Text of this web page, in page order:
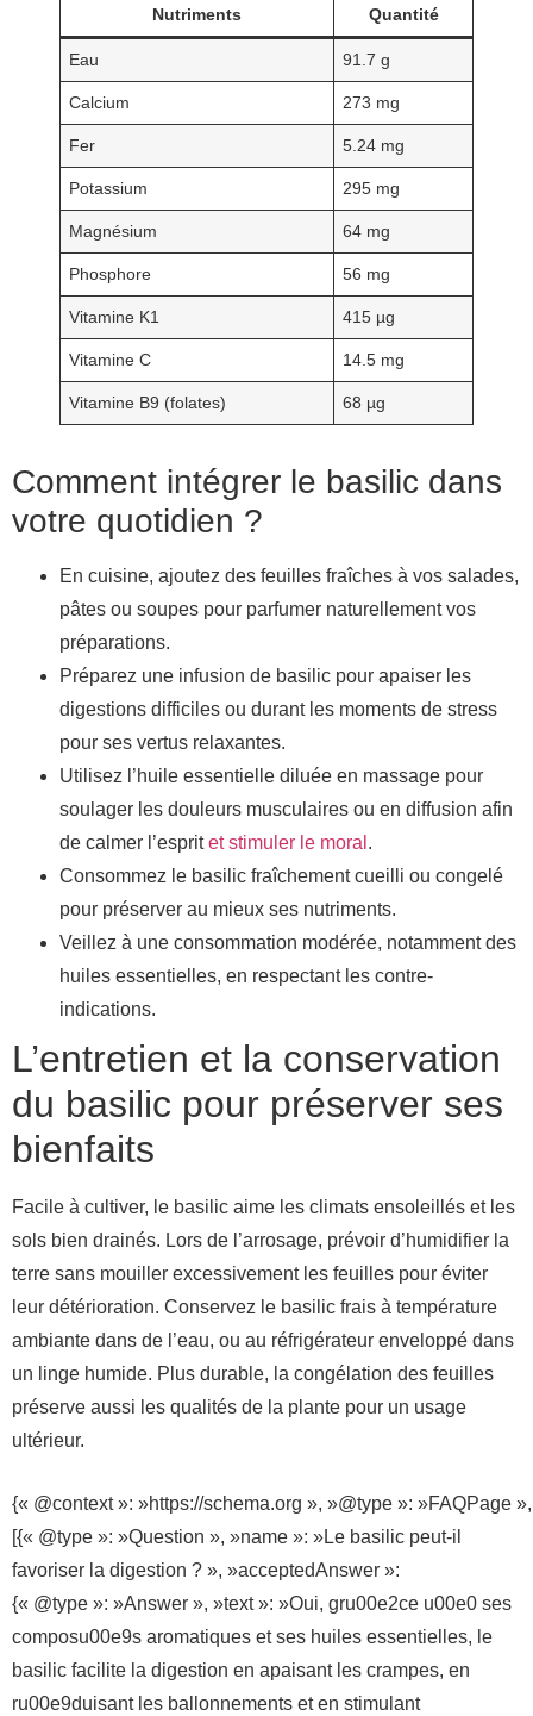
Nutriments Quantité
Eau 91.7 g
Calcium 273 mg
Fer 5.24 mg
Potassium 295 mg
Magnésium 64 mg
Phosphore 56 mg
Vitamine K1 415 µg
Vitamine C 14.5 mg
Vitamine B9 (folates) 68 µg
Comment intégrer le basilic dans
votre quotidien ?
En cuisine, ajoutez des feuilles fraîches à vos salades,
pâtes ou soupes pour parfumer naturellement vos
préparations.
Préparez une infusion de basilic pour apaiser les
digestions difficiles ou durant les moments de stress
pour ses vertus relaxantes.
Utilisez l’huile essentielle diluée en massage pour
soulager les douleurs musculaires ou en diffusion afin
de calmer l’espritet stimuler le moral .
Consommez le basilic fraîchement cueilli ou congelé
pour préserver au mieux ses nutriments.
Veillez à une consommation modérée, notamment des
huiles essentielles, en respectant les contre-
indications.
L’entretien et la conservation
du basilic pour préserver ses
bienfaits
Facile à cultiver, le basilic aime les climats ensoleillés et les
sols bien drainés. Lors de l’arrosage, prévoir d’humidifier la
terre sans mouiller excessivement les feuilles pour éviter
leur détérioration. Conservez le basilic frais à température
ambiante dans de l’eau, ou au réfrigérateur enveloppé dans
un linge humide. Plus durable, la congélation des feuilles
préserve aussi les qualités de la plante pour un usage
ultérieur.
{« @context »: »https://schema.org », »@type »: »FAQPage
[{« @type »: »Question », »name »: »Le basilic peut-il
favoriser la digestion ? », »acceptedAnswer »:
{« @type »: »Answer », »text »: »Oui, gru00e2ce u00e0 ses
composu00e9s aromatiques et ses huiles essentielles, le
basilic facilite la digestion en apaisant les crampes, en
ru00e9duisant les ballonnements et en stimulant